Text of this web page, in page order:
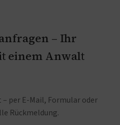
– Ihr
einem Anwalt
per E-Mail, Formular oder
Rückmeldung.